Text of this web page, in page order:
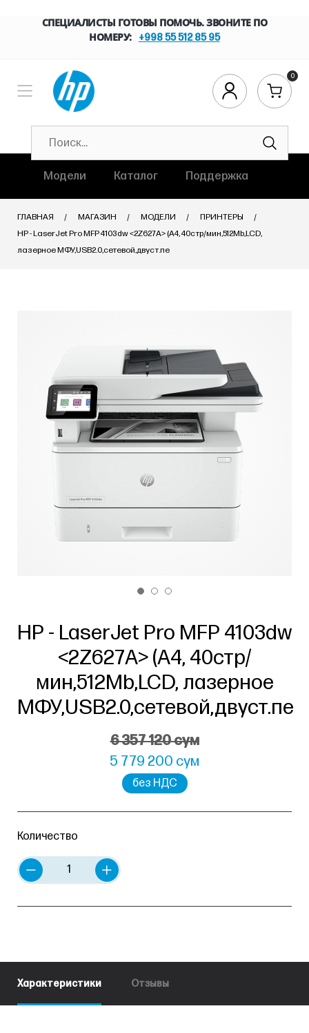
СПЕЦИАЛИСТЫ ГОТОВЫ ПОМОЧЬ. ЗВОНИТЕ ПО
НОМЕРУ:
+998 55 512 85 95
0
Модели Каталог Поддержка
ГЛАВНАЯ МАГАЗИН МОДЕЛИ
ПРИНТЕРЫ
HP - LaserJet Pro MFP 4103dw <2Z627A> (A4, 40стр/мин,512Mb,LCD,
лазерное МФУ,USB2.0,сетевой,двуст.пе
HP - LaserJet Pro MFP 4103dw
<2Z627A> (A4, 40стр/
мин,512Mb,LCD, лазерное
МФУ,USB2.0,сетевой,двуст.пе
6 357 120 сум
5 779 200 сум
без НДС
Количество
Характеристики Отзывы